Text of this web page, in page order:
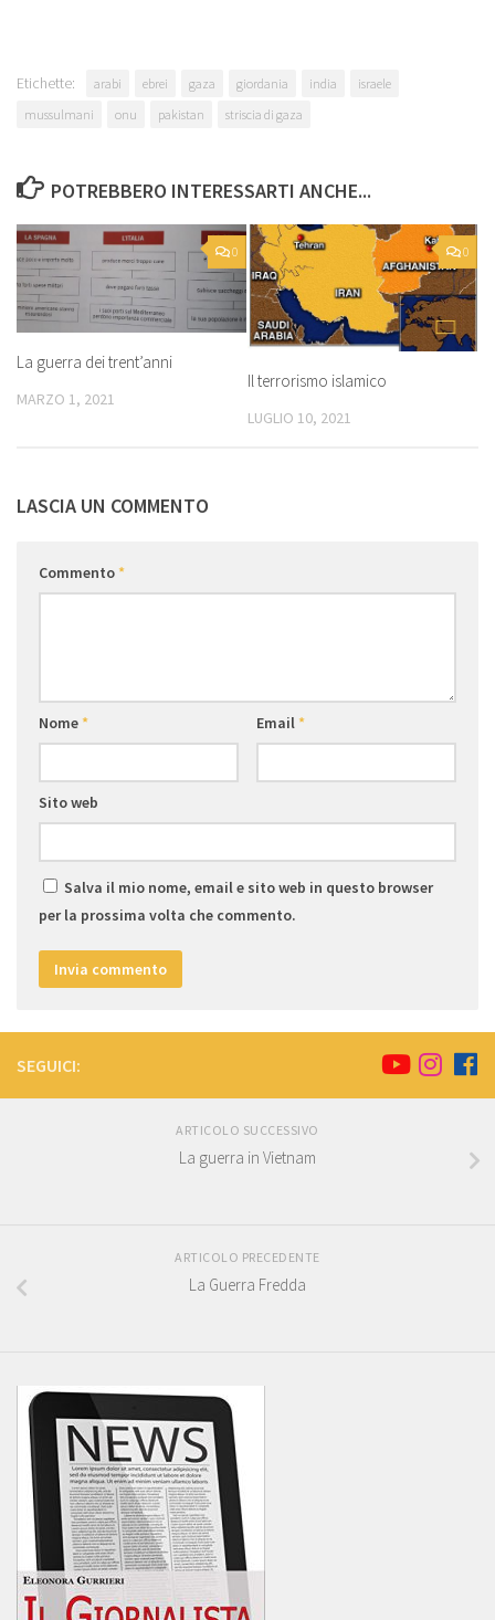
Etichette: arabi ebrei gaza giordania india
israele
mussulmani
onu pakistan striscia di gaza
POTREBBERO INTERESSARTI ANCHE...
0
La guerra dei trent’anni
MARZO 1, 2021
0
Il terrorismo islamico
LUGLIO 10, 2021
LASCIA UN COMMENTO
Commento*
Nome* Email*
Sito web
Salva il mio nome, email e sito web in questo browser
per la prossima volta che commento.
SEGUICI:
ARTICOLO SUCCESSIVO
La guerra in Vietnam
ARTICOLO PRECEDENTE
La Guerra Fredda